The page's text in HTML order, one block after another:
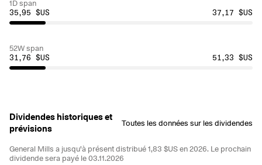
Dividendes historiques et
prévisions
Toutes les données sur les dividendes
General Mills a jusqu'à présent distribué 1,83 $US en 2026. Le prochain
dividende sera payé le 03.11.2026
1D span
35,95 $US
37,17 $US
52W span
31,76 $US
51,33 $US